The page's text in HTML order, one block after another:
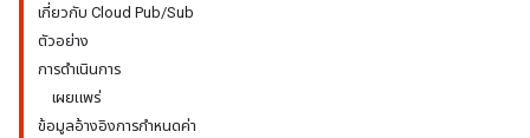
เกี่ยวกับ Cloud Pub/Sub
ตัวอย่าง
การดำเนินการ
เผยแพร่
ข้อมูลอ้างอิงการกำหนดค่า